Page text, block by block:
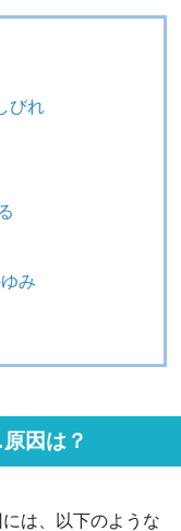
びれ
み
因は？
は、以下のような